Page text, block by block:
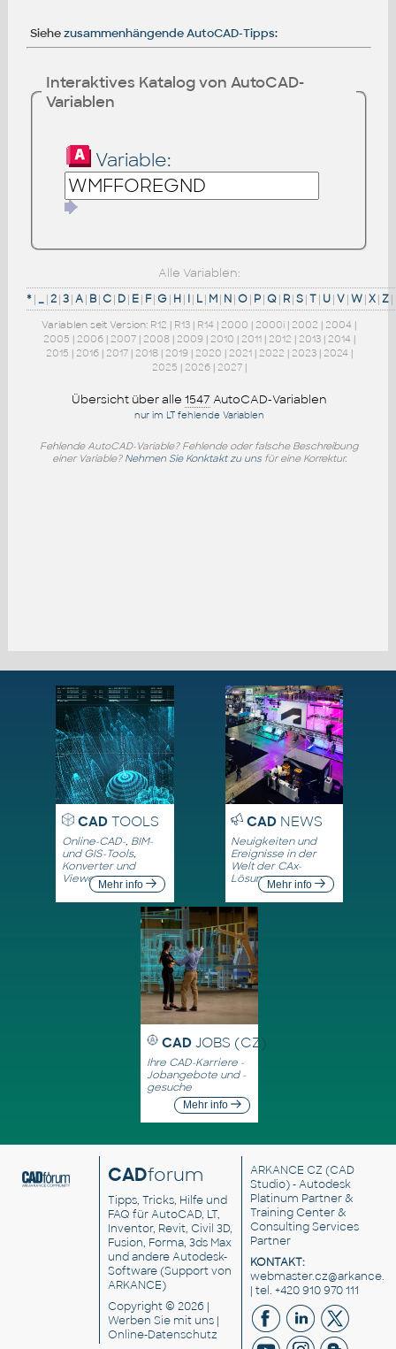
Siehezusammenhängende AutoCAD-Tipps:
Interaktives Katalog von AutoCAD-
Variablen
Variable:
Alle Variablen:
*| _|2|3|A| B|C| D| E| F|G| H| I| L| M| N|O| P|Q| R|S|T| U|V|W|X|Z|
Variablen seit Version: R12 | R13 | R14 | 2000 | 2000i | 2002 | 2004 |
2005 | 2006| 2007| 2008| 2009| 2010 | 2011| 2012 | 2013| 2014|
2015 | 2016| 2017| 2018| 2019| 2020 | 2021| 2022 | 2023| 2024|
2025 | 2026| 2027|
Übersicht über alle 1547 AutoCAD-Variablen
nur im LT fehlende Variablen
Fehlende AutoCAD-Variable? Fehlende oder falsche Beschreibung
einer Variable? Nehmen Sie Konktakt zu unsfür eine Korrektur.
CADTOOLS
Online-CAD-, BIM-
und GIS-Tools,
Konverter und
ViewerMehr info
CADNEWS
Neuigkeiten und
Ereignisse in der
Welt der CAx-
LösungenMehr info
CAD JOBS (CZ)
Ihre CAD-Karriere -
Jobangebote und -
gesuche
Mehr info
CADforum
Tipps, Tricks, Hilfe und
FAQ für AutoCAD, LT,
Inventor, Revit, Civil 3D,
Fusion, Forma, 3ds Max
und andere Autodesk-
Software (Support von
ARKANCE)
Copyright © 2026 |
Werben Siemit uns |
Online-Datenschutz
ARKANCE CZ (CAD
Studio) - Autodesk
Platinum Partner &
Training Center &
Consulting Services
Partner
KONTAKT:
| tel. +420 910 970 111